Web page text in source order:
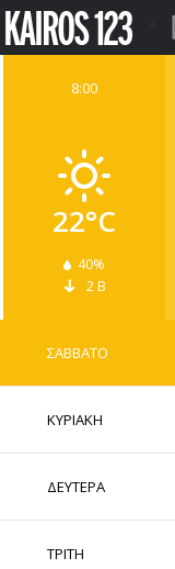
8:00
22°C
40%
2 Β
ΣΑΒΒΑΤΟ
ΚΥΡΙΑΚΗ
ΔΕΥΤΕΡΑ
ΤΡΙΤΗ